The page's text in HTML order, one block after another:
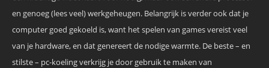
en genoeg (lees veel) werkgeheugen. Belangrijk is verder ook dat je
computer goed gekoeld is, want het spelen van games vereist veel
van je hardware, en dat genereert de nodige warmte. De beste – en
stilste – pc-koeling verkrijg je door gebruik te maken van